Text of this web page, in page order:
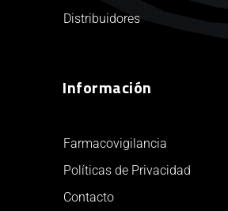
Distribuidores
Información
Farmacovigilancia
Políticas de Privacidad
Contacto